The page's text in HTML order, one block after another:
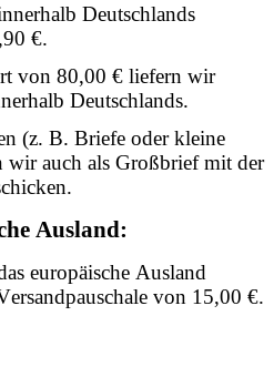
Deutschlands
€.
von 80,00 € liefern wir
Deutschlands.
(z. B. Briefe oder kleine
wir auch als Großbrief mit der
Ausland:
europäische Ausland
von 15,00 €.